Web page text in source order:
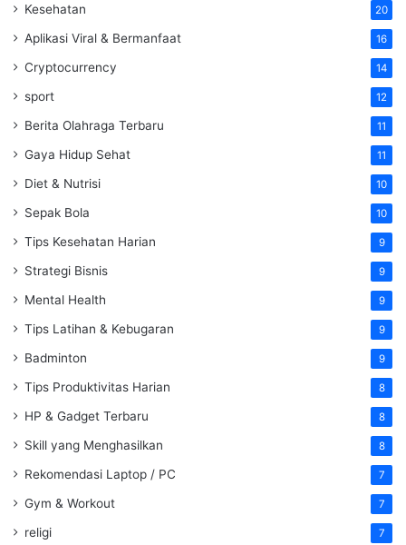
Kesehatan 20
Aplikasi Viral & Bermanfaat 16
Cryptocurrency 14
sport 12
Berita Olahraga Terbaru 11
Gaya Hidup Sehat 11
Diet & Nutrisi 10
Sepak Bola 10
Tips Kesehatan Harian 9
Strategi Bisnis 9
Mental Health 9
Tips Latihan & Kebugaran 9
Badminton 9
Tips Produktivitas Harian 8
HP & Gadget Terbaru 8
Skill yang Menghasilkan 8
Rekomendasi Laptop / PC 7
Gym & Workout 7
religi 7